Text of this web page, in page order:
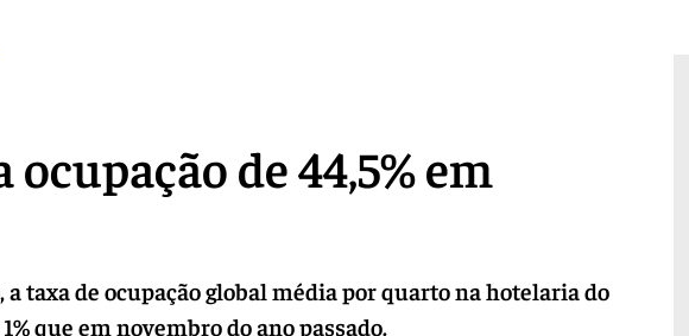
de 44,5% em
a taxa de ocupação global média por quarto na hotelaria do
que em novembro do ano passado.